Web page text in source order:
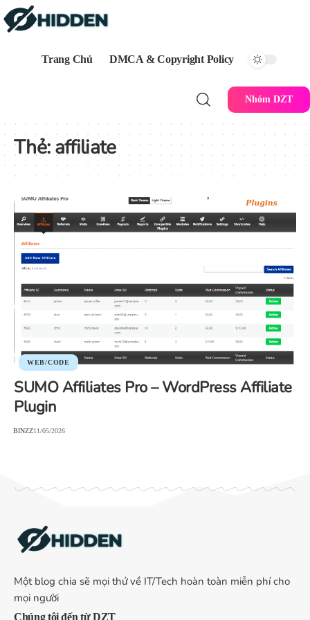
Trang Chủ DMCA & Copyright Policy
Nhóm DZT
Thẻ:affiliate
WEB/CODE
SUMO Affiliates Pro – WordPress Affiliate
Plugin
BINZZ11/05/2026
Một blog chia sẽ mọi thứ về IT/Tech hoàn toàn miễn phí cho
mọi người
Chúng tôi đến từ DZT